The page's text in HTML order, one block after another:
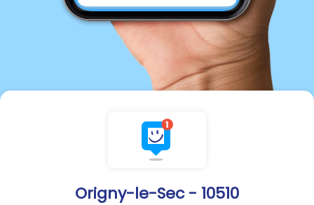
Origny-le-Sec - 10510
Réouverture le mardi 1er
septembre 2026 aux horaires